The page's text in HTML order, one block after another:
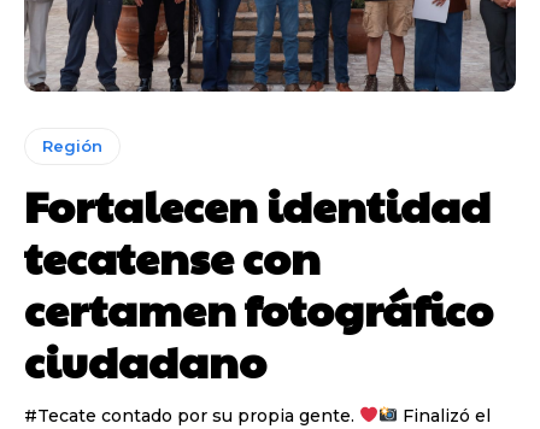
Región
Fortalecen identidad
tecatense con
certamen fotográfico
ciudadano
#Tecate contado por su propia gente.